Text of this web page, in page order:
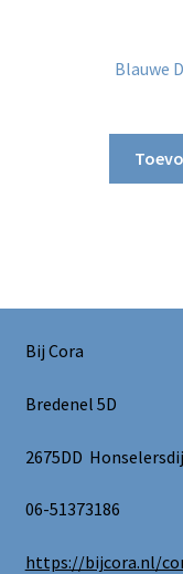
Blauwe
Bij Cora
Bredenel 5D
2675DD
06-51373186
https://bijcora.nl/